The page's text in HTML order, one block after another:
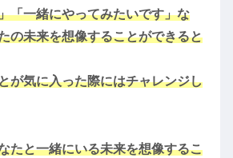
「一緒にやってみたいです」な
の未来を想像することができると
が気に入った際にはチャレンジし
たと一緒にいる未来を想像するこ